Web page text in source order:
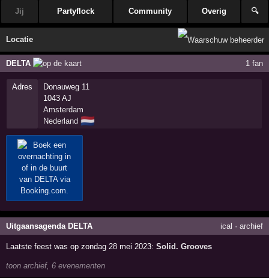
Jij Partyflock Community Overig 🔍
Locatie
DELTA 1 fan
Adres
Donauweg 11
1043 AJ
Amsterdam
Nederland 🇳🇱
Uitgaansagenda DELTA ical · archief
Laatste feest was op zondag 28 mei 2023:Solid. Grooves
toon archief, 6 evenementen